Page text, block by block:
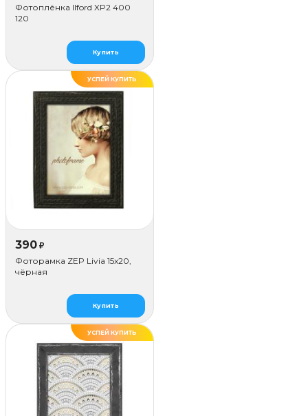
Фотоплёнка Ilford XP2 400
120
Купить
УСПЕЙ КУПИТЬ
390 ₽
Фоторамка ZEP Livia 15x20,
чёрная
Купить
УСПЕЙ КУПИТЬ